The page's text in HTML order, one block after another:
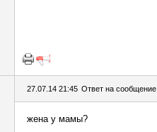
27.07.14 21:45 Ответ на сообщение
жена у мамы?